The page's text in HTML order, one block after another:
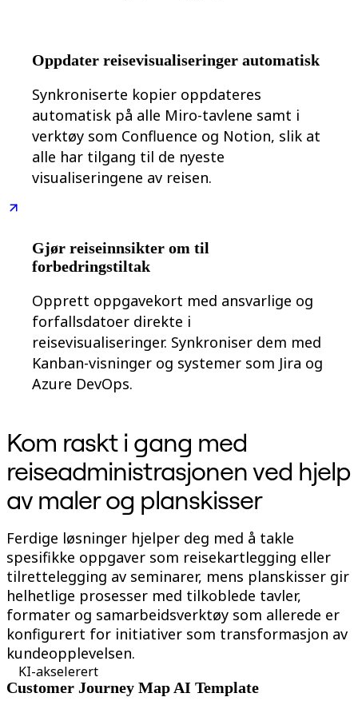
Oppdater reisevisualiseringer automatisk
Synkroniserte kopier oppdateres
automatisk på alle Miro-tavlene samt i
verktøy som Confluence og Notion, slik at
alle har tilgang til de nyeste
visualiseringene av reisen.
Gjør reiseinnsikter om til
forbedringstiltak
Opprett oppgavekort med ansvarlige og
forfallsdatoer direkte i
reisevisualiseringer. Synkroniser dem med
Kanban-visninger og systemer som Jira og
Azure DevOps.
Kom raskt i gang med
reiseadministrasjonen ved hjelp
av maler og planskisser
Ferdige løsninger hjelper deg med å takle
spesifikke oppgaver som reisekartlegging eller
tilrettelegging av seminarer, mens planskisser gir
helhetlige prosesser med tilkoblede tavler,
formater og samarbeidsverktøy som allerede er
konfigurert for initiativer som transformasjon av
kundeopplevelsen.
KI-akselerert
Customer Journey Map AI Template